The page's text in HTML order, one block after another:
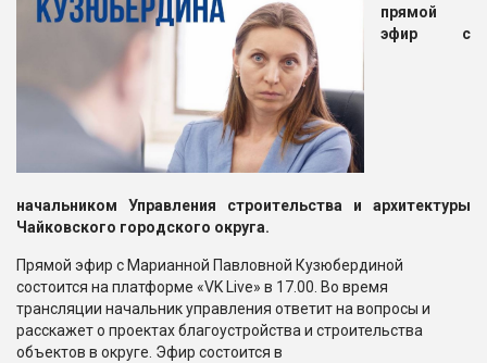
прямой
эфир с
начальником Управления строительства и архитектуры
Чайковского городского округа.
Прямой эфир с Марианной Павловной Кузюбердиной
состоится на платформе «VK Live» в 17.00. Во время
трансляции начальник управления ответит на вопросы и
расскажет о проектах благоустройства и строительства
объектов в округе. Эфир состоится в